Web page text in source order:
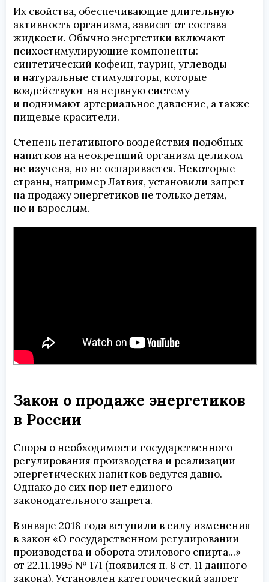
Их свойства, обеспечивающие длительную
активность организма, зависят от состава
жидкости. Обычно энергетики включают
психостимулирующие компоненты:
синтетический кофеин, таурин, углеводы
и натуральные стимуляторы, которые
воздействуют на нервную систему
и поднимают артериальное давление, а также
пищевые красители.
Степень негативного воздействия подобных
напитков на неокрепший организм целиком
не изучена, но не оспаривается. Некоторые
страны, например Латвия, установили запрет
на продажу энергетиков не только детям,
но и взрослым.
Закон о продаже энергетиков
в России
Споры о необходимости государственного
регулирования производства и реализации
энергетических напитков ведутся давно.
Однако до сих пор нет единого
законодательного запрета.
В январе 2018 года вступили в силу изменения
в закон «О государственном регулировании
производства и оборота этилового спирта...»
от 22.11.1995 № 171 (появился п. 8 ст. 11 данного
закона). Установлен категорический запрет